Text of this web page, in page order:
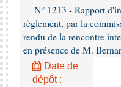
N° 1213 - Rapport
règlement, par la
rendu de la rencontre
en présence de M.
Date de
dépôt :